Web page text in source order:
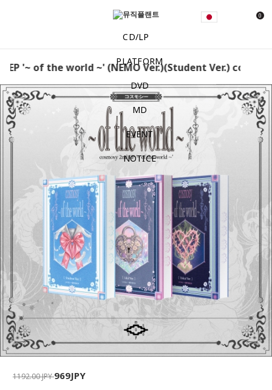
0
CD/LP
PLATFORM
DVD
MD
EVENT
NOTICE
'~ of the world ~' (NEMO Ver.)(Student Ver.)
1192.00 JPY969JPY